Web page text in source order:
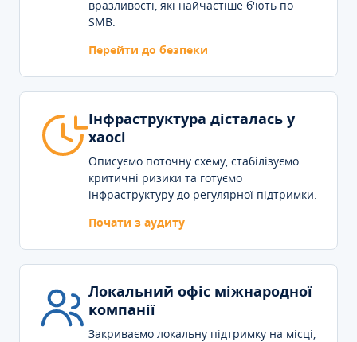
вразливості, які найчастіше б'ють по
SMB.
Перейти до безпеки
Інфраструктура дісталась у
хаосі
Описуємо поточну схему, стабілізуємо
критичні ризики та готуємо
інфраструктуру до регулярної підтримки.
Почати з аудиту
Локальний офіс міжнародної
компанії
Закриваємо локальну підтримку на місці,